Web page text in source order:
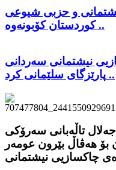
و حزبی شیوعی
کوردستان کۆبونەوە ..
نیشتمانی سەردانی
پارێزگای سلێمانی کرد ..
جەلال تاڵەبانی سەرۆکی
بۆ هەڤاڵ بێرون عومەر
چاکسازیی نیشتمانی